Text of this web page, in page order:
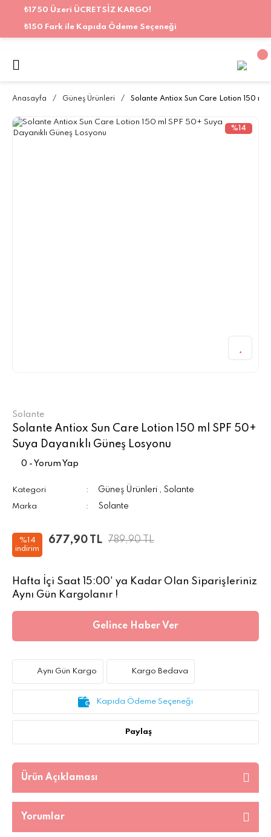
₺1750 Üzeri ÜCRETSİZ KARGO!
₺150 Fark ile Kapıda Ödeme Seçeneği
Anasayfa Güneş Ürünleri Solante Antiox Sun Care Lotion 150 ml
%14
Solante
Solante Antiox Sun Care Lotion 150 ml SPF 50+
Suya Dayanıklı Güneş Losyonu
0 - Yorum Yap
Kategori Güneş Ürünleri , Solante
Marka Solante
%14
indirim
677,90 TL 789,90 TL
Hafta İçi Saat 15:00' ya Kadar Olan Siparişleriniz
Aynı Gün Kargolanır !
Gelince Haber Ver
Aynı Gün Kargo Kargo Bedava
Kapıda Ödeme Seçeneği
Paylaş
Ürün Açıklaması
Yorumlar